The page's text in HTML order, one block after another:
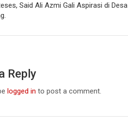
p
p
Said Ali Azmi Gali Aspirasi di Desa
Reply
logged in to post a comment.